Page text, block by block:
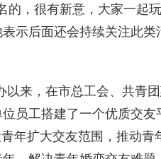
很有新意，大家一起
示后面还会持续关注此类
来，在市总工会、共青
员工搭建了一个优质交
年扩大交友范围，推动青